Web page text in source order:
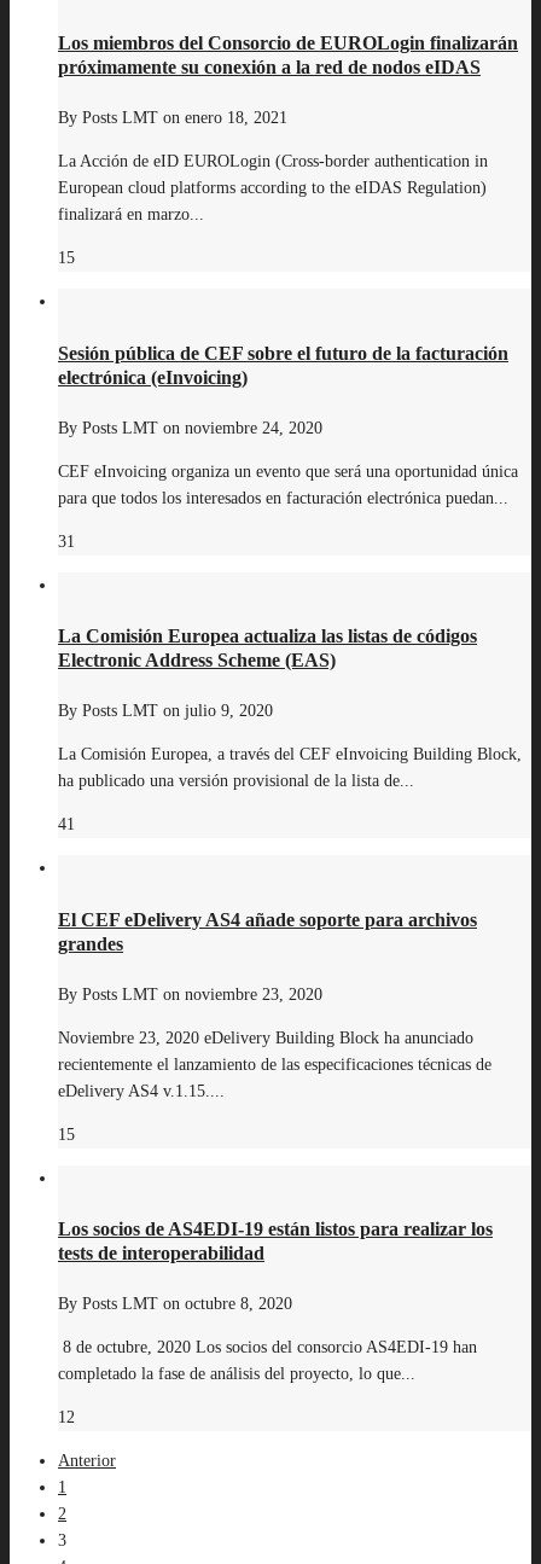
Los miembros del Consorcio de EUROLogin finalizarán
próximamente su conexión a la red de nodos eIDAS
By Posts LMT on enero 18, 2021
La Acción de eID EUROLogin (Cross-border authentication in
European cloud platforms according to the eIDAS Regulation)
finalizará en marzo...
15
Sesión pública de CEF sobre el futuro de la facturación
electrónica (eInvoicing)
By Posts LMT on noviembre 24, 2020
CEF eInvoicing organiza un evento que será una oportunidad única
para que todos los interesados en facturación electrónica puedan...
31
La Comisión Europea actualiza las listas de códigos
Electronic Address Scheme (EAS)
By Posts LMT on julio 9, 2020
La Comisión Europea, a través del CEF eInvoicing Building Block,
ha publicado una versión provisional de la lista de...
41
El CEF eDelivery AS4 añade soporte para archivos
grandes
By Posts LMT on noviembre 23, 2020
Noviembre 23, 2020 eDelivery Building Block ha anunciado
recientemente el lanzamiento de las especificaciones técnicas de
eDelivery AS4 v.1.15....
15
Los socios de AS4EDI-19 están listos para realizar los
tests de interoperabilidad
By Posts LMT on octubre 8, 2020
8 de octubre, 2020 Los socios del consorcio AS4EDI-19 han
completado la fase de análisis del proyecto, lo que...
12
Anterior
1
2
3